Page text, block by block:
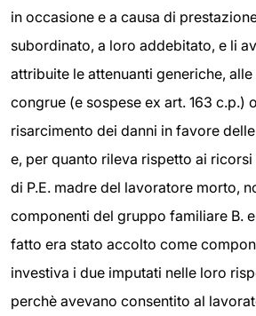
in occasione e a causa di
subordinato, a loro addebitato, e li
attribuite le attenuanti generiche,
congrue (e sospese ex art. 163 c.p.)
risarcimento dei danni in favore
e, per quanto rileva rispetto ai
di P.E. madre del lavoratore morto,
componenti del gruppo familiare B.
fatto era stato accolto come
investiva i due imputati nelle loro
perchè avevano consentito al